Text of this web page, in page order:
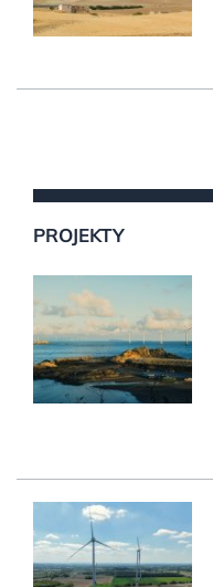
PROJEKTY